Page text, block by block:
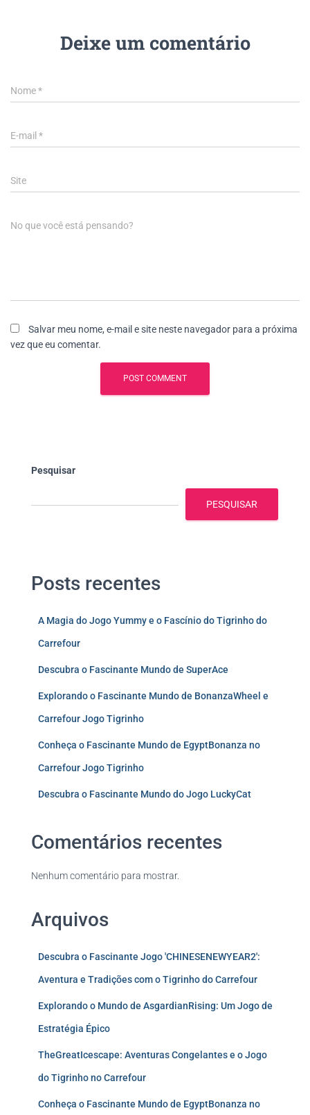
Deixe um comentário
Nome*
E-mail *
Site
No que você está pensando?
Salvar meu nome, e-mail e site neste navegador para a próxima
vez que eu comentar.
Pesquisar
PESQUISAR
Posts recentes
A Magia do Jogo Yummy e o Fascínio do Tigrinho do
Carrefour
Descubra o Fascinante Mundo de SuperAce
Explorando o Fascinante Mundo de BonanzaWheel e
Carrefour Jogo Tigrinho
Conheça o Fascinante Mundo de EgyptBonanza no
Carrefour Jogo Tigrinho
Descubra o Fascinante Mundo do Jogo LuckyCat
Comentários recentes
Nenhum comentário para mostrar.
Arquivos
Descubra o Fascinante Jogo 'CHINESENEWYEAR2':
Aventura e Tradições com o Tigrinho do Carrefour
Explorando o Mundo de AsgardianRising: Um Jogo de
Estratégia Épico
TheGreatIcescape: Aventuras Congelantes e o Jogo
do Tigrinho no Carrefour
Conheça o Fascinante Mundo de EgyptBonanza no